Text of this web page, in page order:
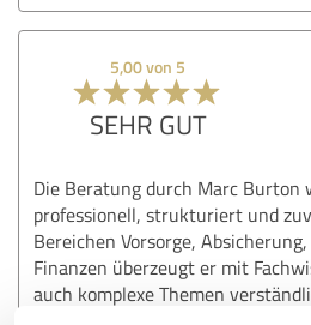
5,00 von 5
SEHR GUT
Die Beratung durch Marc Burton
professionell, strukturiert und
Bereichen Vorsorge,
Finanzen überzeugt er mit
auch komplexe Themen